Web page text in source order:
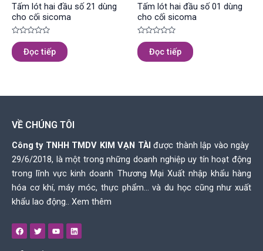
Tấm lót hai đầu số 21 dùng
cho cối sicoma
Được
xếp
hạng
0
Đọc tiếp
Tấm lót hai đầu số 01 dùng
cho cối sicoma
Được
xếp
hạng
0
Đọc tiếp
VỀ CHÚNG TÔI
Công ty TNHH TMDV KIM VẠN TÀI được thành lập vào ngày
29/6/2018, là một trong những doanh nghiệp uy tín hoạt động
trong lĩnh vực kinh doanh Thương Mại Xuất nhập khẩu hàng
hóa cơ khí, máy móc, thực phẩm… và du học cũng như xuất
khẩu lao động.. Xem thêm
F
a
c
T
w
i
Y
o
u
L
i
n